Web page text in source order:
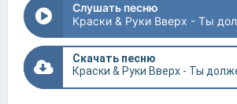
Слушать песню
Скачать песню